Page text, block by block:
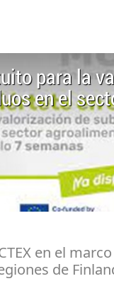
para la
en el
en el
de